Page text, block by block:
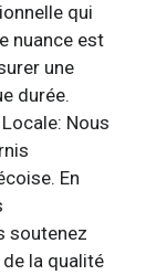
qui
nuance est
une
durée.
Nous
En
soutenez
la qualité